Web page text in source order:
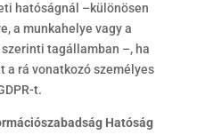
hatóságnál –különösen
a munkahelye vagy a
tagállamban –, ha
rá vonatkozó személyes
t.
Hatóság